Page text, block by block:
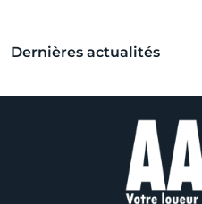
pourrez bénéficier d’un
transporter tout ce dont
également possible de
2 - Un trajet tout en
voiture berline
S’il y a bien un point sur
mettre d’accord, c’est
Dernières actualités